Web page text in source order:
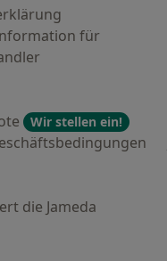
für
Wir stellen ein!
die Jameda